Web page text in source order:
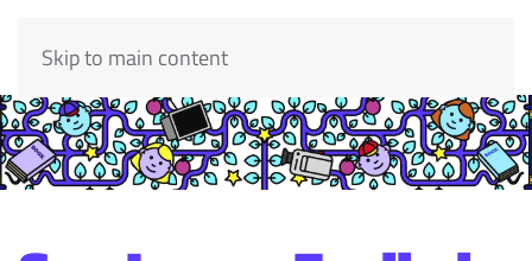
Skip to main content